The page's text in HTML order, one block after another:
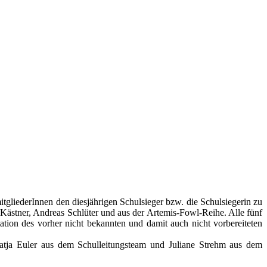
den diesjährigen Schulsieger bzw. die Schulsiegerin zu
Andreas Schlüter und aus der Artemis-Fowl-Reihe. Alle fünf
des vorher nicht bekannten und damit auch nicht vorbereiteten
Euler aus dem Schulleitungsteam und Juliane Strehm aus dem